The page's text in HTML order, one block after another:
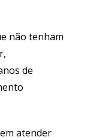
não tenham
de
atender